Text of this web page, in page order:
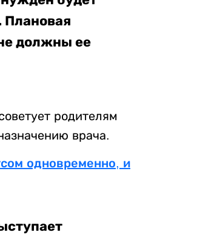
Плановая
должны ее
родителям
врача.
одновременно, и